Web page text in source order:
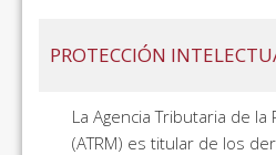
PROTECCIÓN
La Agencia Tributaria de la
(ATRM) es titular de los